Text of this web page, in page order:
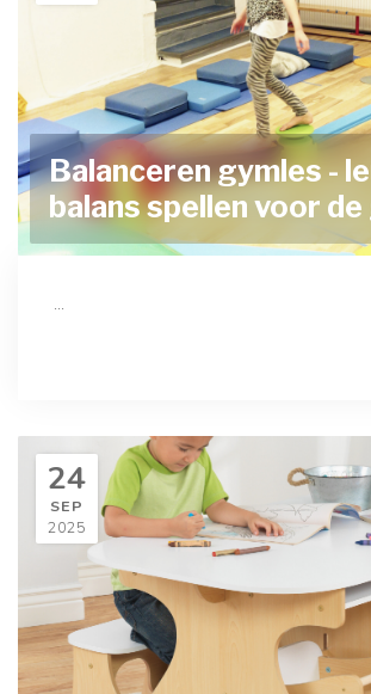
Balanceren gymles -
balans spellen voor de
...
24
SEP
2025